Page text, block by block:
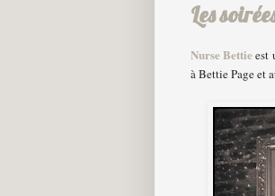
Les
Nurse Bettieest
à Bettie Page et